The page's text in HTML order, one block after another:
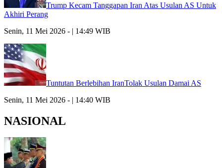
Trump Kecam Tanggapan Iran Atas Usulan AS Untuk
Akhiri Perang
Senin, 11 Mei 2026 - | 14:49 WIB
Tuntutan Berlebihan IranTolak Usulan Damai AS
Senin, 11 Mei 2026 - | 14:40 WIB
NASIONAL